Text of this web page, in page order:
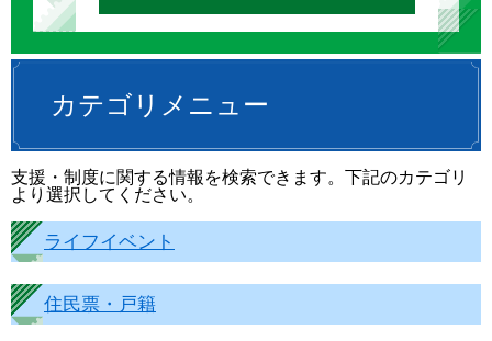
カテゴリメニュー
支援・制度に関する情報を検索できます。下記のカテゴリ
より選択してください。
ライフイベント
住民票・戸籍